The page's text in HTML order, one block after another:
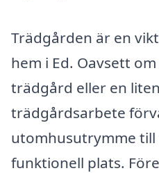
Trädgården är en
hem i Ed. Oavsett
trädgård eller en
trädgårdsarbete
utomhusutrymme till
funktionell plats.